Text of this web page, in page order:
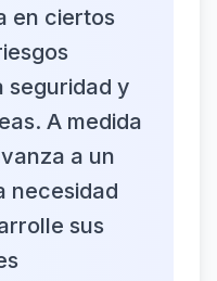
en ciertos
seguridad y
A medida
a un
necesidad
sus